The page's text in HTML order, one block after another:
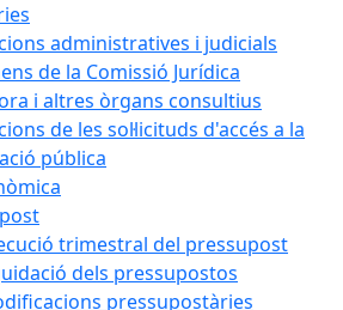
administratives i judicials
de la Comissió Jurídica
i altres òrgans consultius
de les sol·licituds d'accés a la
pública
trimestral del pressupost
dels pressupostos
pressupostàries